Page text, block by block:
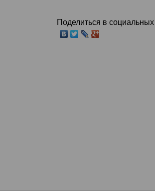
Поделиться в социальных